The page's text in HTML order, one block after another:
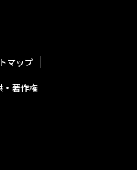
マップ
・著作権